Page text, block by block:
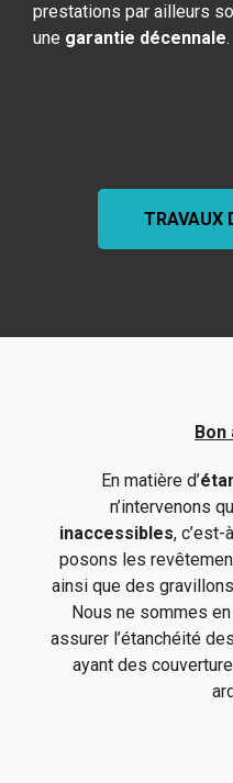
prestations par ailleurs
une garantie décennale.
TRAVAUX
Bon
En matière d’
n’intervenons
inaccessibles, c’est-
posons les
ainsi que des
Nous ne sommes
assurer l’étanchéité
ayant des